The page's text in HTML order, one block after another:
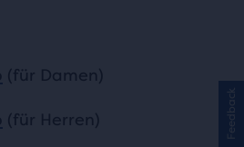
(für Damen)
(für Herren) Feedback